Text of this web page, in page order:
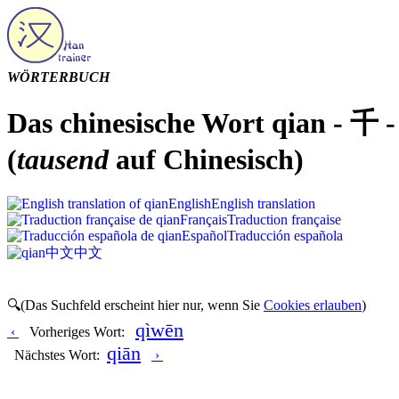
WÖRTERBUCH
Das chinesische Wort qian - 千
(tausendauf Chinesisch)
EnglishEnglish translation
FrançaisTraduction française
EspañolTraducción española
中文中文
🔍(Das Suchfeld erscheint hier nur, wenn Sie Cookies erlauben)
‹
Vorheriges Wort: qìwēn
Nächstes Wort: qiān ›